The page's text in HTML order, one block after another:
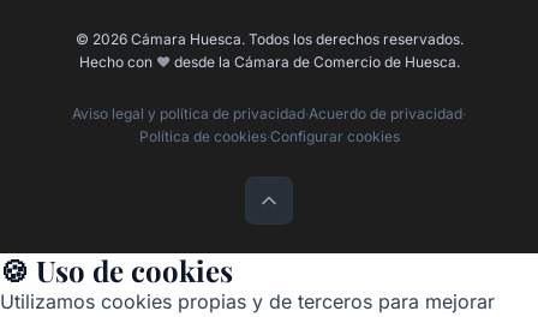
© 2026 Cámara Huesca. Todos los derechos reservados.
Hecho con ❤️desde la Cámara de Comercio de Huesca.
Aviso legal y política de privacidad·Acuerdo de privacidad·
Política de cookies·Configurar cookies
🍪 Uso de cookies
Utilizamos cookies propias y de terceros para mejorar